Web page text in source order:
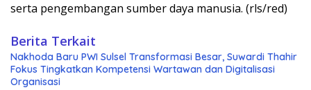
serta pengembangan sumber daya manusia. (rls/red)
Berita Terkait
Nakhoda Baru PWI Sulsel Transformasi Besar, Suwardi Thahir
Fokus Tingkatkan Kompetensi Wartawan dan Digitalisasi
Organisasi